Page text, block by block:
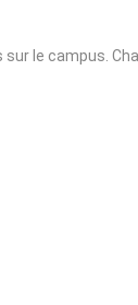
le campus.